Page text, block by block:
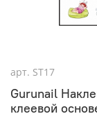
арт. ST17
Gurunail
клеевой